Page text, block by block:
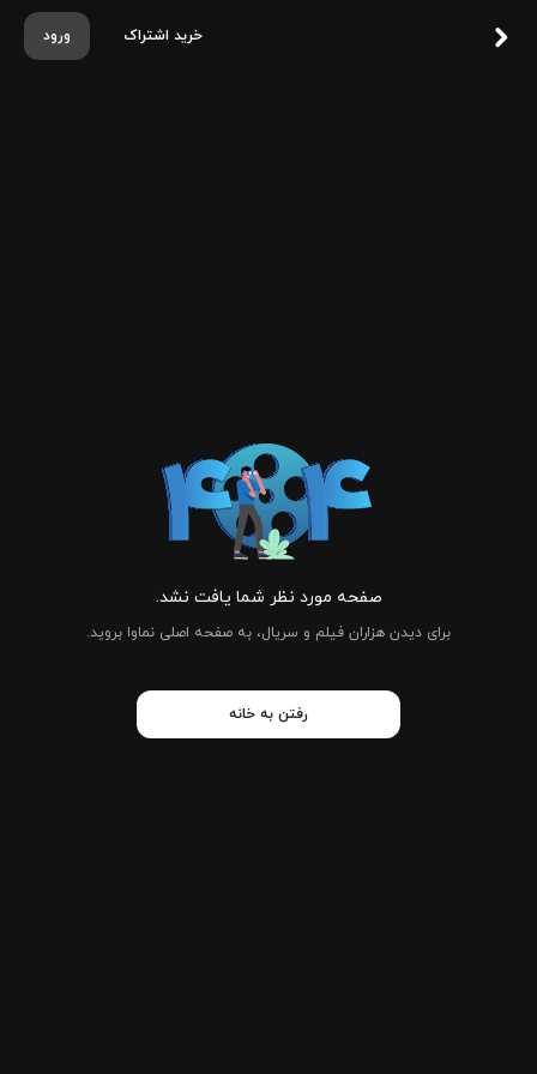
ورود خرید اشتراک
صفحه مورد نظر شما یافت نشد.
برای دیدن هزاران فیلم و سریال، به صفحه اصلی نماوا بروید.
رفتن به خانه